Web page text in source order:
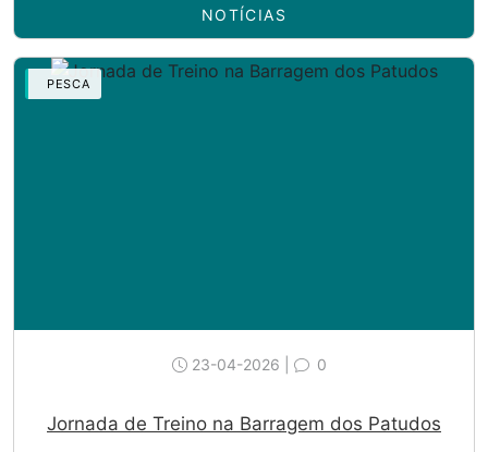
NOTÍCIAS
PESCA
23-04-2026 | 0
Jornada de Treino na Barragem dos Patudos